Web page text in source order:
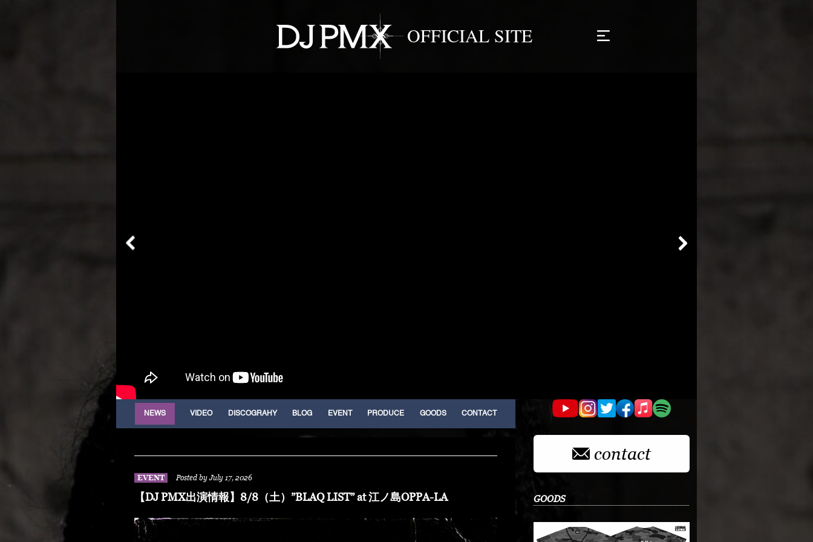
NEWS VIDEO DISCOGRAHY BLOG EVENT PRODUCE GOODS CONTACT
EVENT Posted by July 17, 2026
【DJ PMX出演情報】8/8（土）”BLAQ LIST” at 江ノ島OPPA-LA
contact
GOODS